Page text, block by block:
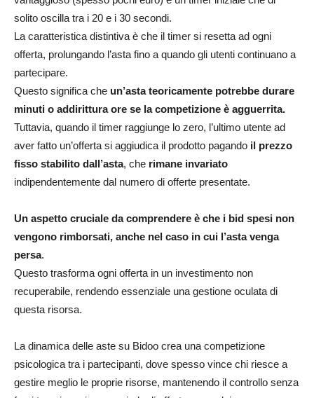
solito oscilla tra i 20 e i 30 secondi.
La caratteristica distintiva è che il timer si resetta ad ogni
offerta, prolungando l’asta fino a quando gli utenti continuano a
partecipare.
Questo significa che un’asta teoricamente potrebbe durare
minuti o addirittura ore se la competizione è agguerrita.
Tuttavia, quando il timer raggiunge lo zero, l’ultimo utente ad
aver fatto un’offerta si aggiudica il prodotto pagando il prezzo
fisso stabilito dall’asta, che rimane invariato
indipendentemente dal numero di offerte presentate.
Un aspetto cruciale da comprendere è che i bid spesi non
vengono rimborsati, anche nel caso in cui l’asta venga
persa.
Questo trasforma ogni offerta in un investimento non
recuperabile, rendendo essenziale una gestione oculata di
questa risorsa.
La dinamica delle aste su Bidoo crea una competizione
psicologica tra i partecipanti, dove spesso vince chi riesce a
gestire meglio le proprie risorse, mantenendo il controllo senza